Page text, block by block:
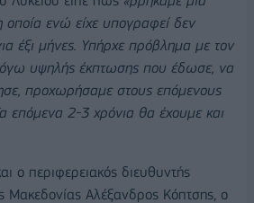
ενώ είχε υπογραφεί δεν
έξι μήνες. Υπήρχε πρόβλημα με τον
υψηλής έκπτωσης που έδωσε, να
προχωρήσαμε στους επόμενους
επόμενα 2-3 χρόνια θα έχουμε και
ο περιφερειακός διευθυντής
Μακεδονίας Αλέξανδρος Κόπτσης, ο